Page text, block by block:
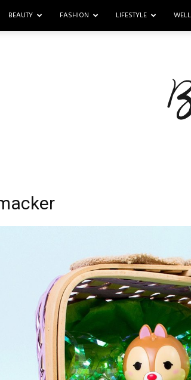
BEAUTY FASHION LIFESTYLE